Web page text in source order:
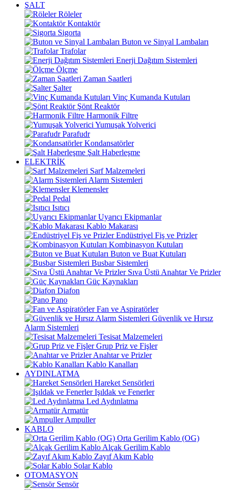
ŞALT
Röleler
Kontaktör
Sigorta
Buton ve Sinyal Lambaları
Trafolar
Enerji Dağıtım Sistemleri
Ölçme
Zaman Saatleri
Şalter
Vinç Kumanda Kutuları
Şönt Reaktör
Harmonik Filtre
Yumuşak Yolverici
Parafudr
Kondansatörler
Şalt Haberleşme
ELEKTRİK
Sarf Malzemeleri
Alarm Sistemleri
Klemensler
Pedal
Isıtıcı
Uyarıcı Ekipmanlar
Kablo Makarası
Endüstriyel Fiş ve Prizler
Kombinasyon Kutuları
Buton ve Buat Kutuları
Busbar Sistemleri
Sıva Üstü Anahtar Ve Prizler
Güç Kaynakları
Diafon
Pano
Fan ve Aspiratörler
Güvenlik ve Hırsız
Alarm Sistemleri
Tesisat Malzemeleri
Grup Priz ve Fişler
Anahtar ve Prizler
Kablo Kanalları
AYDINLATMA
Hareket Sensörleri
Işıldak ve Fenerler
Led Aydınlatma
Armatür
Ampuller
KABLO
Orta Gerilim Kablo (OG)
Alçak Gerilim Kablo
Zayıf Akım Kablo
Solar Kablo
OTOMASYON
Sensör